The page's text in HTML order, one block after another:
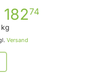
74
Versand
kg
Warenkorb